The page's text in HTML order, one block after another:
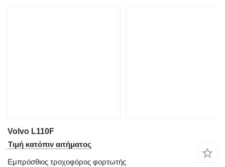
Volvo L110F
Τιμή κατόπιν αιτήματος
Εμπρόσθιος τροχοφόρος φορτωτής